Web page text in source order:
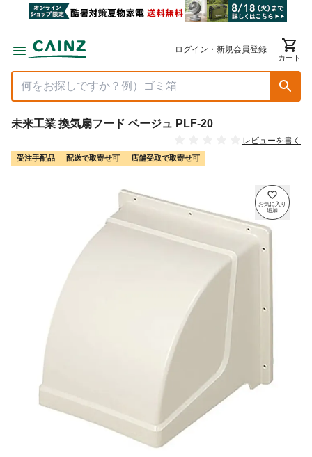
ログイン・新規会員登録
カート
未来工業 換気扇フード ベージュ PLF-20
レビューを書く
受注手配品 配送で取寄せ可 店舗受取で取寄せ可